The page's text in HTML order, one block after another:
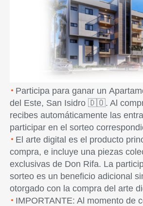
Participa para ganar un
del Este, San Isidro 🇩🇴. Al
recibes automáticamente las
participar en el sorteo
El arte digital es el producto
compra, e incluye una piezas
exclusivas de Don Rifa. La
sorteo es un beneficio adicional
otorgado con la compra del arte
IMPORTANTE: Al momento de